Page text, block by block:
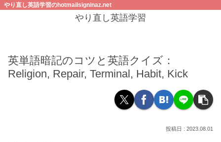
やり直し英語学習のhotmailsigninaz.net
やり直し英語学習
英単語暗記のコツと英語クイズ：
Religion, Repair, Terminal, Habit, Kick
2023.08.01